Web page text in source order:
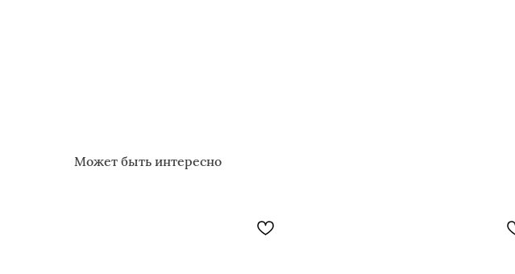
Может быть интересно